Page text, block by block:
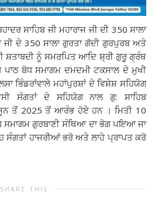
ਸਾਹਿਬ ਜੀ ਮਹਾਰਾਜ ਜੀ ਦੀ 350 ਸਾਲਾ
ਜੀ ਦੇ 350 ਸਾਲਾ ਗੁਰਤਾ ਗੱਦੀ ਗੁਰਪੁਰਬ ਅਤੇ
ਸ਼ਤਾਬਦੀ ਨੂੰ ਸਮਰਪਿਤ ਆਦਿ ਸ਼੍ਰੀ ਗੁਰੂ ਗ੍ਰੰਥ
ਪਾਠ ਬੋਧ ਸਮਾਗਮ ਦਮਦਮੀ ਟਕਸਾਲ ਦੇ ਮੁਖੀ
ਭਿੰਡਰਾਂਵਾਲੇ ਮਹਾਂਪੁਰਸ਼ਾਂ ਦੇ ਵਿਸ਼ੇਸ਼ ਸਹਿਯੋਗ
ਸੰਗਤਾਂ ਦੇ ਸਹਿਯੋਗ ਨਾਲ ਗੁ: ਸਾਹਿਬ
ਤੋਂ 2025 ਤੋਂ ਆਰੰਭ ਹੋਏ ਹਨ । ਮਿਤੀ 10
ਗੁਰਬਾਣੀ ਸੰਥਿਆ ਦਾ ਭੋਗ ਪਇਆ ਜਾ
ਸੰਗਤਾਂ ਹਾਜਰੀਆਂ ਭਰੋ ਅਤੇ ਲਾਹੇ ਪ੍ਰਾਪਤ ਕਰੋ
SHARE THIS